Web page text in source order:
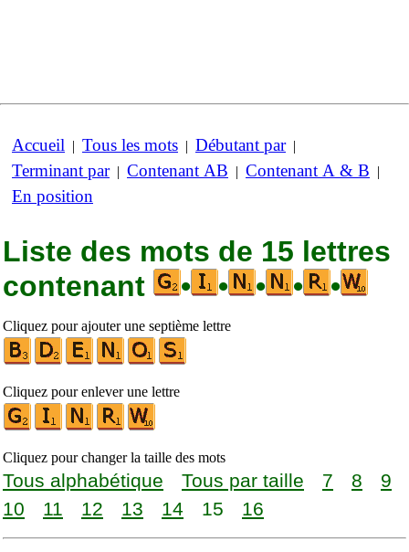
Accueil | Tous les mots | Débutant par|
Terminant par| Contenant AB | Contenant A & B |
En position
Liste des mots de 15 lettres
contenant
• • • • •
Cliquez pour ajouter une septième lettre
Cliquez pour enlever une lettre
Cliquez pour changer la taille des mots
Tous alphabétique Tous par taille 7 8
9
10
11 12 13 14 15 16